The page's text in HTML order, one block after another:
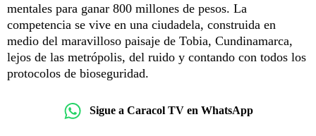
mentales para ganar 800 millones de pesos. La
competencia se vive en una ciudadela, construida en
medio del maravilloso paisaje de Tobia, Cundinamarca,
lejos de las metrópolis, del ruido y contando con todos los
protocolos de bioseguridad.
Sigue a Caracol TV en WhatsApp